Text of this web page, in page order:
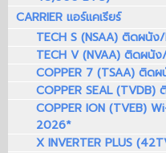
CARRIER แอร์แคเรียร์
TECH S (NSAA) ติดผนั
TECH V (NVAA) ติดผนั
COPPER 7 (TSAA) ติด
COPPER SEAL
COPPER ION (TVEB)
2026*
X INVERTER PLUS